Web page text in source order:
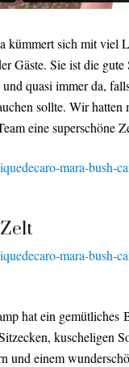
kümmert sich mit viel
Gäste. Sie ist die gute
und quasi immer da,
sollte. Wir hatten
eine superschöne
hat ein gemütliches
kuscheligen
und einem